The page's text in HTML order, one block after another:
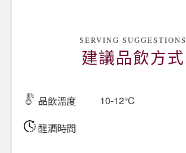
SERVING SUGGESTIONS
建議品飲方式
品飲溫度 10-12°C
醒酒時間